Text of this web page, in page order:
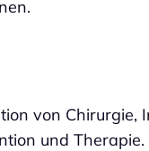
von Chirurgie,
und Therapie.